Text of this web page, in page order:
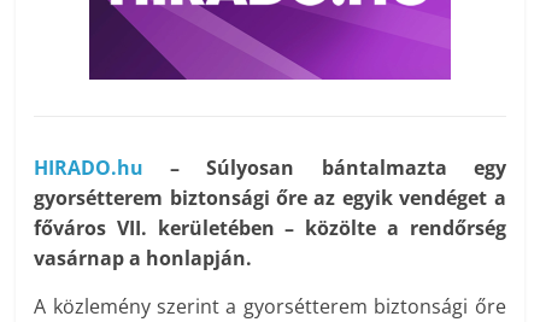
HIRADO.hu – Súlyosan bántalmazta egy
gyorsétterem biztonsági őre az egyik vendéget a
főváros VII. kerületében – közölte a rendőrség
vasárnap a honlapján.
A közlemény szerint a gyorsétterem biztonsági őre